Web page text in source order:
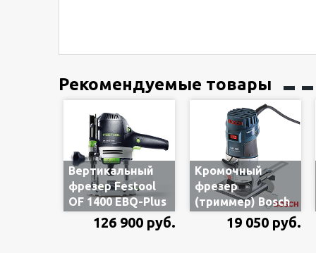
Рекомендуемые товары
Вертикальный
фрезер Festool
OF 1400 EBQ-Plus
574341/576207, в
126 900 руб.
Кромочный
фрезер
(триммер) Bosch
GKF 600
060160A100, 600
19 050 руб.